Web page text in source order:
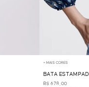
+ MAIS CORES
BATA
R$ 678,00